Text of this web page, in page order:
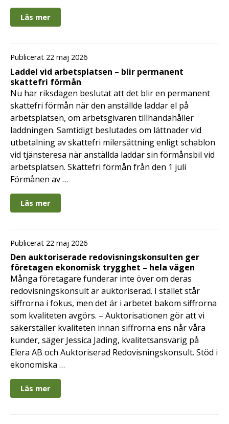
Läs mer
Publicerat 22 maj 2026
Laddel vid arbetsplatsen – blir permanent
skattefri förmån
Nu har riksdagen beslutat att det blir en permanent
skattefri förmån när den anställde laddar el på
arbetsplatsen, om arbetsgivaren tillhandahåller
laddningen. Samtidigt beslutades om lättnader vid
utbetalning av skattefri milersättning enligt schablon
vid tjänsteresa när anställda laddar sin förmånsbil vid
arbetsplatsen. Skattefri förmån från den 1 juli
Förmånen av …
Läs mer
Publicerat 22 maj 2026
Den auktoriserade redovisningskonsulten ger
företagen ekonomisk trygghet – hela vägen
Många företagare funderar inte över om deras
redovisningskonsult är auktoriserad. I stället står
siffrorna i fokus, men det är i arbetet bakom siffrorna
som kvaliteten avgörs. – Auktorisationen gör att vi
säkerställer kvaliteten innan siffrorna ens når våra
kunder, säger Jessica Jading, kvalitetsansvarig på
Elera AB och Auktoriserad Redovisningskonsult. Stöd i
ekonomiska …
Läs mer